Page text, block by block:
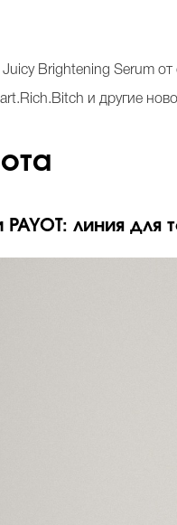
Brightening Serum от
и другие
PAYOT: линия для